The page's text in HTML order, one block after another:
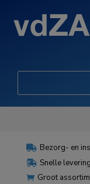
 Bezorg- en
 Snelle levering
 Groot